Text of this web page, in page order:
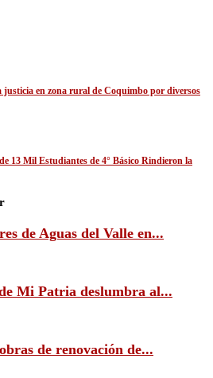
en zona rural de Coquimbo por diversos
13 Mil Estudiantes de 4° Básico Rindieron la
de Aguas del Valle en...
Mi Patria deslumbra al...
de renovación de...